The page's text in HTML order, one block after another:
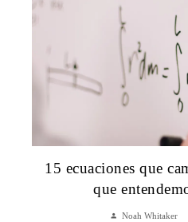
15 ecuaciones que
que
Noah Whitaker